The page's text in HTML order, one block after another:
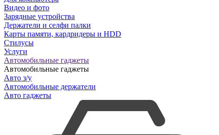
Видео и фото
Зарядные устройства
Держатели и селфи палки
Карты памяти, кардридеры и HDD
Стилусы
Услуги
Автомобильные гаджеты
Автомобильные гаджеты
Авто з/у
Автомобильные держатели
Авто гаджеты